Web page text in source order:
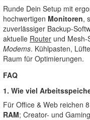
Runde Dein Setup mit
hochwertigen Monitoren,
zuverlässiger Backup-
aktuelle Router und Mesh-
Modems. Kühlpasten,
Raum für Optimierungen.
FAQ
1. Wie viel
Für Office & Web reichen
RAM; Creator- und